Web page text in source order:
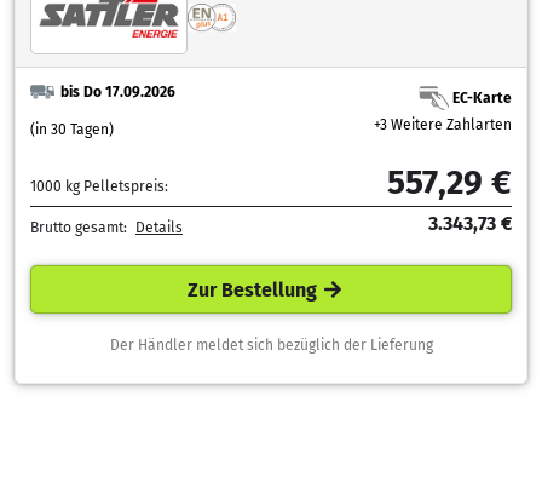
bis Do 17.09.2026
(in 30 Tagen)
EC-Karte
+3 Weitere Zahlarten
1000 kg Pelletspreis: 557,29 €
Brutto gesamt: Details 3.343,73 €
Zur Bestellung
Der Händler meldet sich bezüglich der Lieferung